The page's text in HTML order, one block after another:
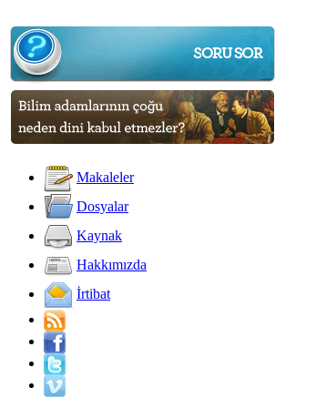
Makaleler
Dosyalar
Kaynak
Hakkımızda
İrtibat